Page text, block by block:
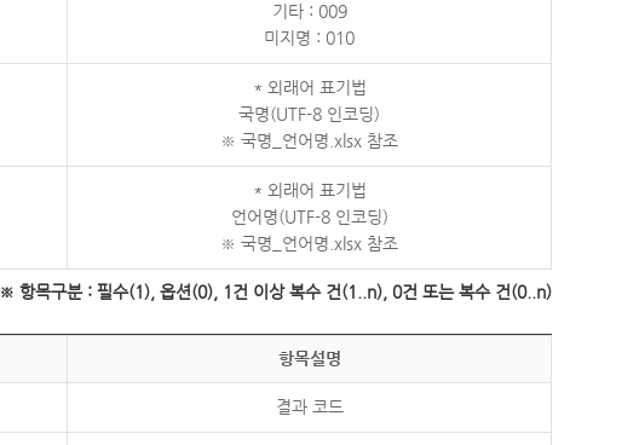
기타 : 009
미지명 : 010
* 외래어 표기법
국명(UTF-8 인코딩)
※ 국명_언어명.xlsx 참조
* 외래어 표기법
언어명(UTF-8 인코딩)
※ 국명_언어명.xlsx 참조
※ 항목구분 : 필수(1), 옵션(0), 1건 이상 복수 건(1..n), 0건 또는 복수 건(0..n)
항목설명
결과 코드